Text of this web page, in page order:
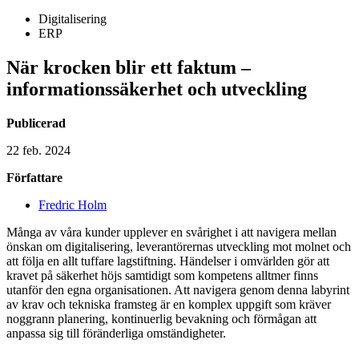
Digitalisering
ERP
När krocken blir ett faktum –
informationssäkerhet och utveckling
Publicerad
22 feb. 2024
Författare
Fredric Holm
Många av våra kunder upplever en svårighet i att navigera mellan
önskan om digitalisering, leverantörernas utveckling mot molnet och
att följa en allt tuffare lagstiftning. Händelser i omvärlden gör att
kravet på säkerhet höjs samtidigt som kompetens alltmer finns
utanför den egna organisationen. Att navigera genom denna labyrint
av krav och tekniska framsteg är en komplex uppgift som kräver
noggrann planering, kontinuerlig bevakning och förmågan att
anpassa sig till föränderliga omständigheter.